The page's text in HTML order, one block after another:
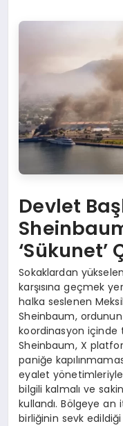
Devlet
‘Sükunet’
Sokaklardan
karşısına geçmek
halka seslenen
Sheinbaum,
koordinasyon içinde
Sheinbaum, X
paniğe
eyalet
bilgili kalmalı ve
kullandı. Bölgeye an
birliğinin sevk edildiği